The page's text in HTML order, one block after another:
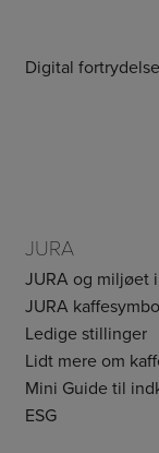
Digital
JURA
JURA og miljøet
JURA
Ledige stillinger
Lidt mere om
Mini Guide til
ESG